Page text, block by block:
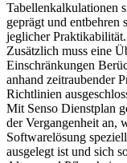
Tabellenkalkulationen
geprägt und entbehren
jeglicher Praktikabilität.
Zusätzlich muss eine
Einschränkungen
anhand zeitraubender
Richtlinien
Mit Senso Dienstplan
der Vergangenheit an,
Softwarelösung
ausgelegt ist und sich